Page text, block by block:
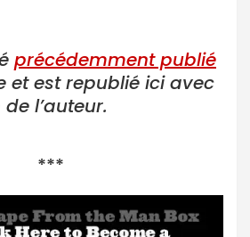
précédemment publié
et est republié ici avec
l’auteur.
***